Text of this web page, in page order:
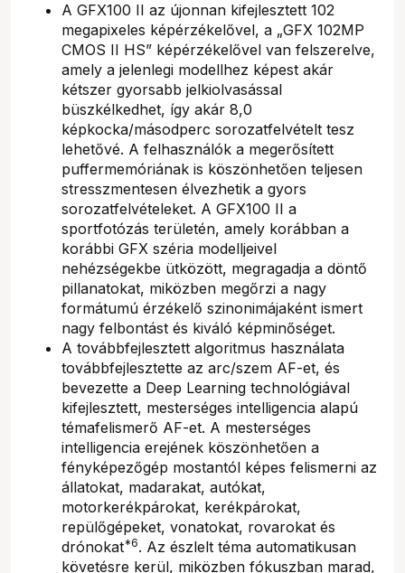
A GFX100 II az újonnan kifejlesztett 102
megapixeles képérzékelővel, a „GFX 102MP
CMOS II HS” képérzékelővel van felszerelve,
amely a jelenlegi modellhez képest akár
kétszer gyorsabb jelkiolvasással
büszkélkedhet, így akár 8,0
képkocka/másodperc sorozatfelvételt tesz
lehetővé. A felhasználók a megerősített
puffermemóriának is köszönhetően teljesen
stresszmentesen élvezhetik a gyors
sorozatfelvételeket. A GFX100 II a
sportfotózás területén, amely korábban a
korábbi GFX széria modelljeivel
nehézségekbe ütközött, megragadja a döntő
pillanatokat, miközben megőrzi a nagy
formátumú érzékelő szinonimájaként ismert
nagy felbontást és kiváló képminőséget.
A továbbfejlesztett algoritmus használata
továbbfejlesztette az arc/szem AF-et, és
bevezette a Deep Learning technológiával
kifejlesztett, mesterséges intelligencia alapú
témafelismerő AF-et. A mesterséges
intelligencia erejének köszönhetően a
fényképezőgép mostantól képes felismerni az
állatokat, madarakat, autókat,
motorkerékpárokat, kerékpárokat,
repülőgépeket, vonatokat, rovarokat és
drónokat*6. Az észlelt téma automatikusan
követésre kerül, miközben fókuszban marad,